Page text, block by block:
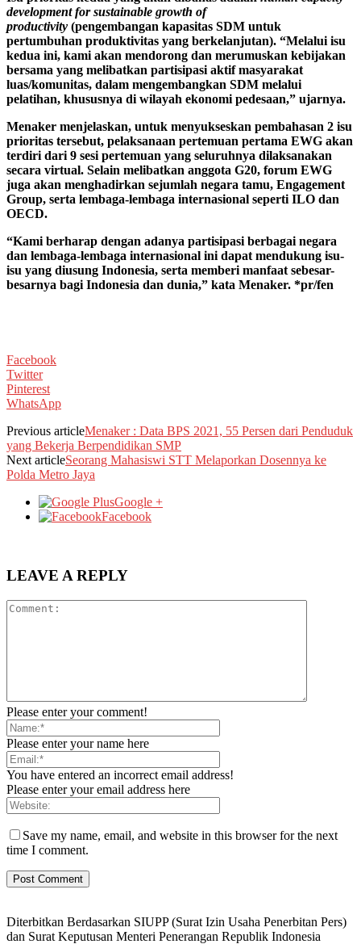
development for sustainable growth of
productivity (pengembangan kapasitas SDM untuk
pertumbuhan produktivitas yang berkelanjutan). “Melalui isu
kedua ini, kami akan mendorong dan merumuskan kebijakan
bersama yang melibatkan partisipasi aktif masyarakat
luas/komunitas, dalam mengembangkan SDM melalui
pelatihan, khususnya di wilayah ekonomi pedesaan,” ujarnya.
Menaker menjelaskan, untuk menyukseskan pembahasan 2 isu
prioritas tersebut, pelaksanaan pertemuan pertama EWG akan
terdiri dari 9 sesi pertemuan yang seluruhnya dilaksanakan
secara virtual. Selain melibatkan anggota G20, forum EWG
juga akan menghadirkan sejumlah negara tamu, Engagement
Group, serta lembaga-lembaga internasional seperti ILO dan
OECD.
“Kami berharap dengan adanya partisipasi berbagai negara
dan lembaga-lembaga internasional ini dapat mendukung isu-
isu yang diusung Indonesia, serta memberi manfaat sebesar-
besarnya bagi Indonesia dan dunia,” kata Menaker. *pr/fen
Facebook
Twitter
Pinterest
WhatsApp
Previous articleMenaker : Data BPS 2021, 55 Persen dari Penduduk
yang Bekerja Berpendidikan SMP
Next articleSeorang Mahasiswi STT Melaporkan Dosennya ke
Polda Metro Jaya
Google +
Facebook
LEAVE A REPLY
Please enter your comment!
Please enter your name here
You have entered an incorrect email address!
Please enter your email address here
Save my name, email, and website in this browser for the next
time I comment.
Diterbitkan Berdasarkan SIUPP (Surat Izin Usaha Penerbitan Pers)
dan Surat Keputusan Menteri Penerangan Republik Indonesia